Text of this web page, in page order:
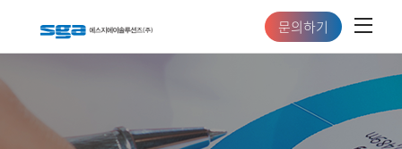
문의하기